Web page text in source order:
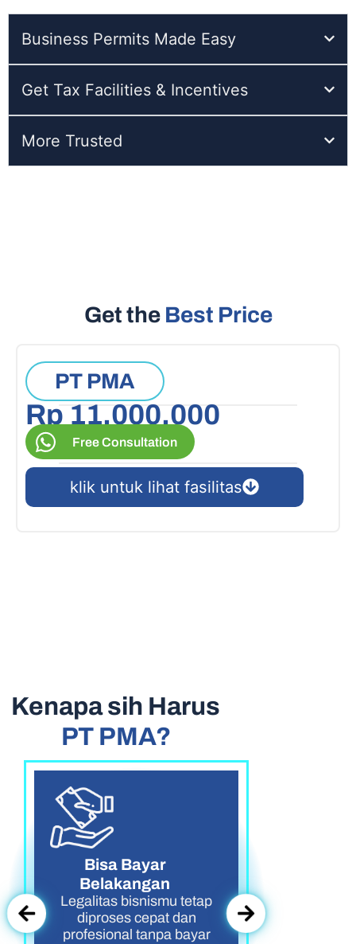
Business Permits Made Easy
Get Tax Facilities & Incentives
More Trusted
Get the Best Price
PT PMA
Rp 11.000.000
Free Consultation
klik untuk lihat fasilitas
Kenapa sih Harus
PT PMA?
Bisa Bayar
Belakangan
Legalitas bisnismu tetap
diproses cepat dan
profesional tanpa bayar